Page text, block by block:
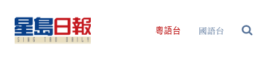
content
粵語台 國語台